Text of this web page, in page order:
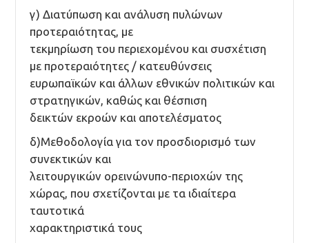
γ) Διατύπωση και ανάλυση πυλώνων
προτεραιότητας, με
τεκμηρίωση του περιεχομένου και συσχέτιση
με προτεραιότητες / κατευθύνσεις
ευρωπαϊκών και άλλων εθνικών πολιτικών και
στρατηγικών, καθώς και θέσπιση
δεικτών εκροών και αποτελέσματος
δ)Μεθοδολογία για τον προσδιορισμό των
συνεκτικών και
λειτουργικών ορεινώνυπο-περιοχών της
χώρας, που σχετίζονται με τα ιδιαίτερα
ταυτοτικά
χαρακτηριστικά τους